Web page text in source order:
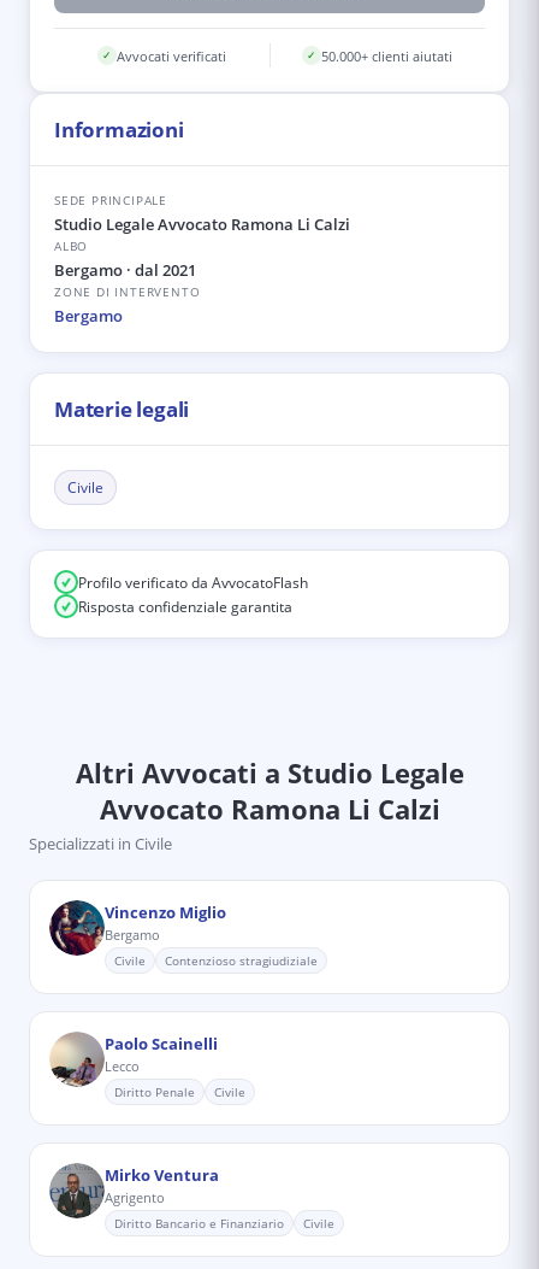
✓ Avvocati verificati ✓ 50.000+ clienti aiutati
Informazioni
SEDE PRINCIPALE
Studio Legale Avvocato Ramona Li Calzi
ALBO
Bergamo · dal 2021
ZONE DI INTERVENTO
Bergamo
Materie legali
Civile
Profilo verificato da AvvocatoFlash
Risposta confidenziale garantita
Altri Avvocati a Studio Legale
Avvocato Ramona Li Calzi
Specializzati in Civile
Vincenzo Miglio
Bergamo
Civile Contenzioso stragiudiziale
Paolo Scainelli
Lecco
Diritto Penale Civile
Mirko Ventura
Agrigento
Diritto Bancario e Finanziario Civile